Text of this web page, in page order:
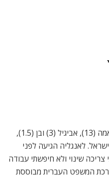
(42), נשואה ואימא לאמה (13), אביגיל (3) ובן (1.5),
לאנגליה הגיעה לפני
שינוי ולא חיפשתי עבודה
המשפט העברית מבוססת